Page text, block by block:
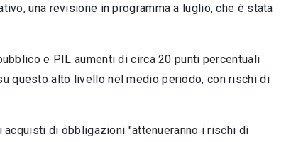
una revisione in programma a luglio, che è stata
e PIL aumenti di circa 20 punti percentuali
questo alto livello nel medio periodo, con rischi di
di obbligazioni "attenueranno i rischi di